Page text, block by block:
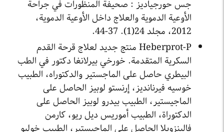
جس حورجياديز : صحيفة المنظورات في جراحة
الأوعية الدموية والعلاج داخل الأوعية الدموية،
2012، مجلد 24(1). 37-44.
Heberprot-P منتج جديد لعلاج قرحة القدم
السكرية المتقدمة. خورخي بيرلانغا دكتور في الطب
البيطري حاصل على الماجستير والدكتوراه، الطبيب
خوسيه فيرنانديز، إرنستو لوبيز الحاصل على
الماجيستير، الطبيب بيدرو لوبيز الحاصل على
الدكتوراة، الطبيب أموريس ديل ريو، كارمن
فالينزويلا الحاصل على الماجيستير، الطبيب خوليو